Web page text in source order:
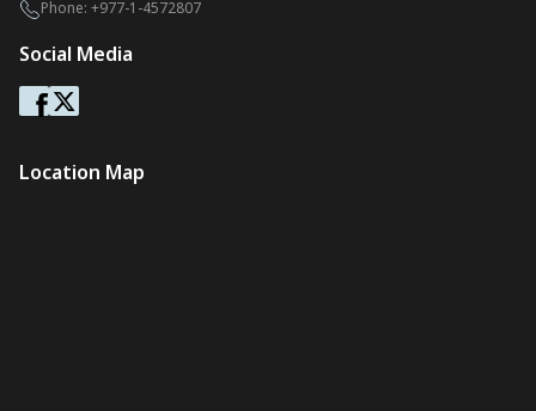
Phone: +977-1-4572807
Social Media
Location Map